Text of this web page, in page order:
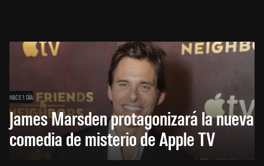
HACE 1 DÍA
James Marsden protagonizará la nueva
comedia de misterio de Apple TV